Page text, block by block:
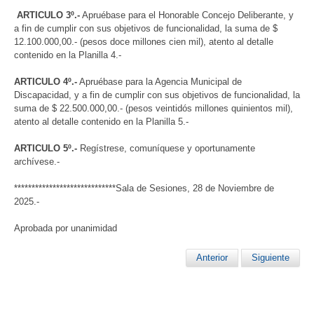
ARTICULO 3º.- Apruébase para el Honorable Concejo Deliberante, y
a fin de cumplir con sus objetivos de funcionalidad, la suma de $
12.100.000,00.- (pesos doce millones cien mil), atento al detalle
contenido en la Planilla 4.-
ARTICULO 4º.- Apruébase para la Agencia Municipal de
Discapacidad, y a fin de cumplir con sus objetivos de funcionalidad, la
suma de $ 22.500.000,00.- (pesos veintidós millones quinientos mil),
atento al detalle contenido en la Planilla 5.-
ARTICULO 5º.- Regístrese, comuníquese y oportunamente
archívese.-
*****************************Sala de Sesiones, 28 de Noviembre de
2025.-
Aprobada por unanimidad
Anterior Siguiente